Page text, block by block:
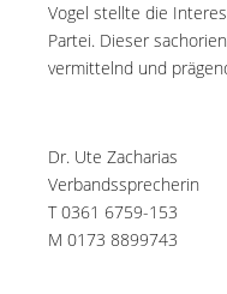
Vogel stellte die
Partei. Dieser
vermittelnd und
Dr. Ute Zacharias
Verbandssprecherin
T 0361 6759-153
M 0173 8899743